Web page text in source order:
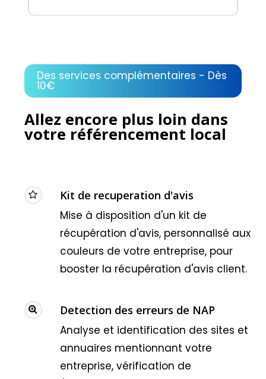
Des services complémentaires - Dès
10€
Allez encore plus loin dans
votre référencement local
Kit de recuperation d'avis
Mise à disposition d'un kit de
récupération d'avis, personnalisé aux
couleurs de votre entreprise, pour
booster la récupération d'avis client.
Detection des erreurs de NAP
Analyse et identification des sites et
annuaires mentionnant votre
entreprise, vérification de